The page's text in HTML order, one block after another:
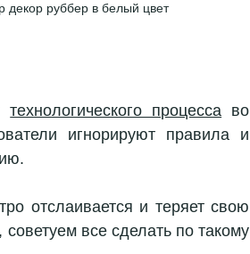
декор руббер в белый цвет
технологического процесса во
игнорируют правила и
отслаивается и теряет свою
все сделать по такому